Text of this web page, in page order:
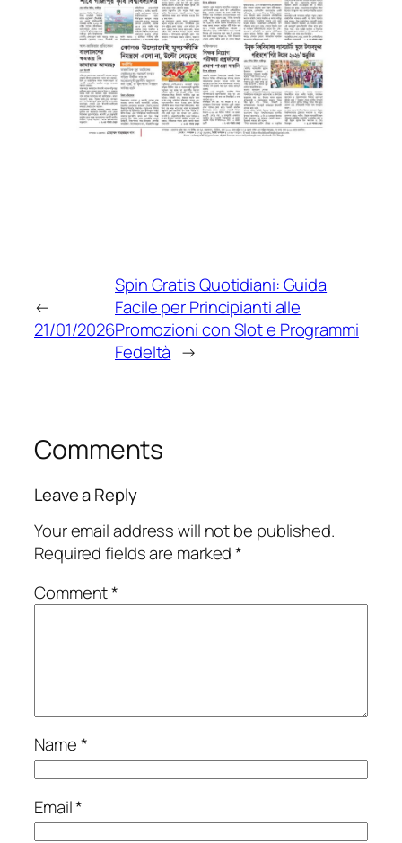
←
21/01/2026
Spin Gratis Quotidiani: Guida
Facile per Principianti alle
Promozioni con Slot e Programmi
Fedeltà →
Comments
Leave a Reply
Your email address will not be published.
Required fields are marked*
Comment*
Name*
Email*